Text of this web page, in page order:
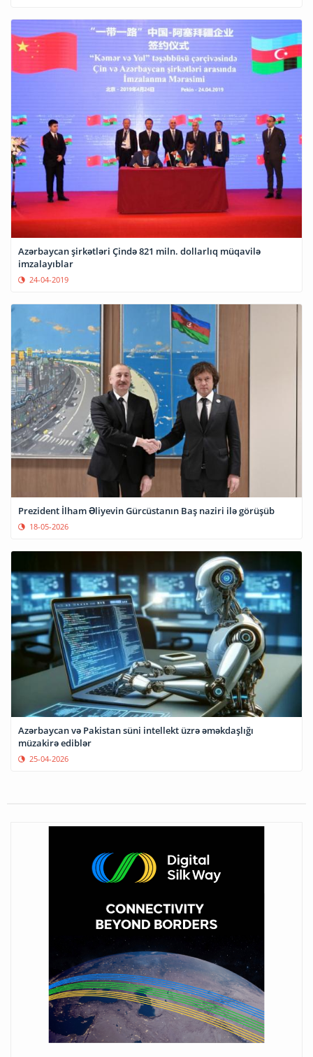
Azərbaycan şirkətləri Çində 821 miln. dollarlıq müqavilə
imzalayıblar
24-04-2019
Prezident İlham Əliyevin Gürcüstanın Baş naziri ilə görüşüb
18-05-2026
Azərbaycan və Pakistan süni intellekt üzrə əməkdaşlığı
müzakirə ediblər
25-04-2026